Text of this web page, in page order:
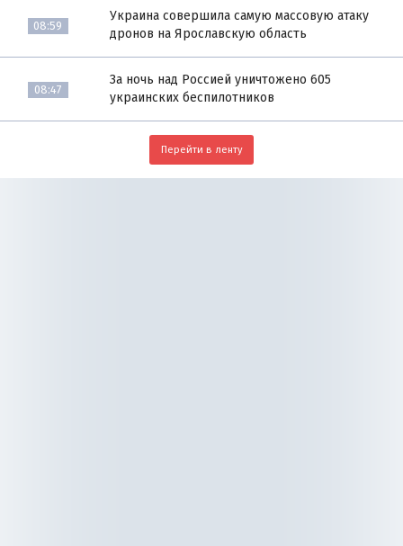
08:59
Украина совершила самую массовую атаку
дронов на Ярославскую область
08:47
За ночь над Россией уничтожено 605
украинских беспилотников
Перейти в ленту